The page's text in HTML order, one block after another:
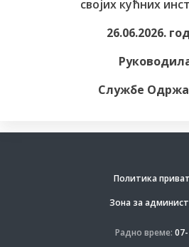
својих кућних
26.06.2026.
Службе
Политика
Зона за
Радно време: